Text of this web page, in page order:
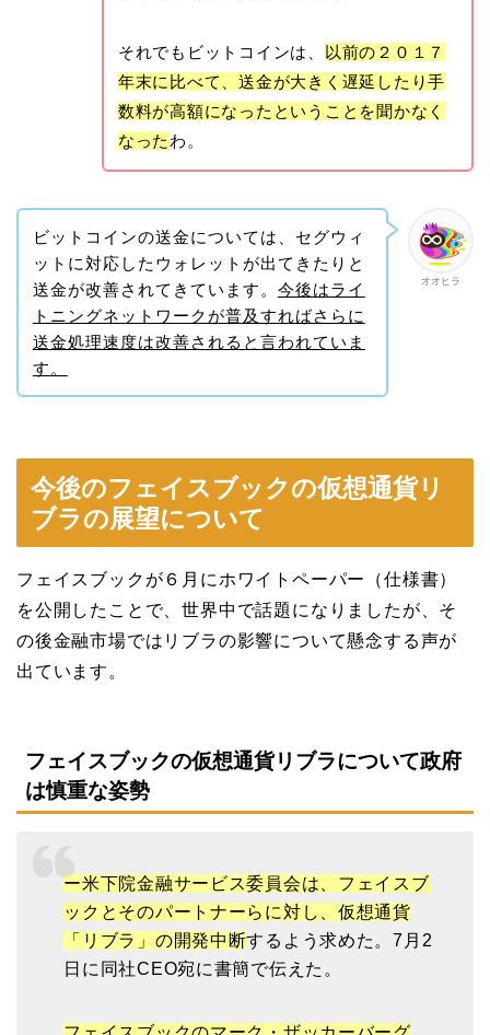
それでもビットコインは、
以前の２０１７
年末に比べて、送金が大きく遅延したり手
数料が高額になったということを聞かなく
なった わ。
オオヒラ
ビットコインの送金については、セグウィ
ットに対応したウォレットが出てきたりと
送金が改善されてきています。 今後はライ
トニングネットワークが普及すればさらに
送金処理速度は改善されると言われていま
す。
今後のフェイスブックの仮想通貨リ
ブラの展望について
フェイスブックが６月にホワイトペーパー（仕様書）
を公開したことで、世界中で話題になりましたが、そ
の後金融市場ではリブラの影響について懸念する声が
出ています。
フェイスブックの仮想通貨リブラについて政府
は慎重な姿勢
ー米下院金融サービス委員会は、フェイスブ
ックとそのパートナーらに対し、仮想通貨
「リブラ」の開発中断するよう求めた 。7月2
日に同社CEO宛に書簡で伝えた。